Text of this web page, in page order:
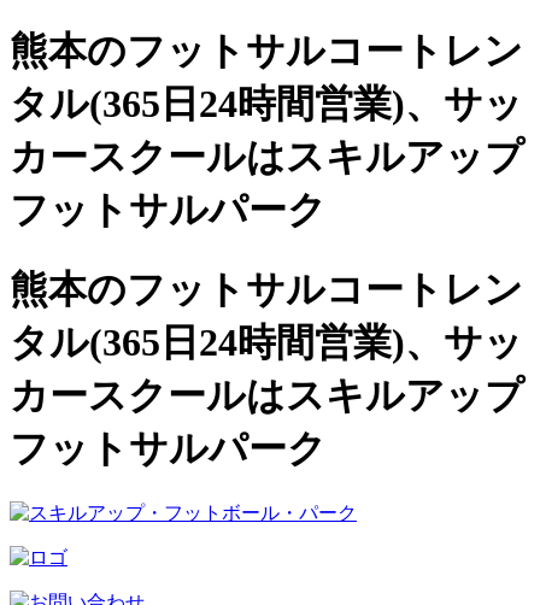
熊本のフットサルコートレン
タル(365日24時間営業)、 サッ
カースクールはスキルアップ
フットサルパーク
熊本のフットサルコートレン
タル(365日24時間営業)、サッ
カースクールはスキルアップ
フットサルパーク